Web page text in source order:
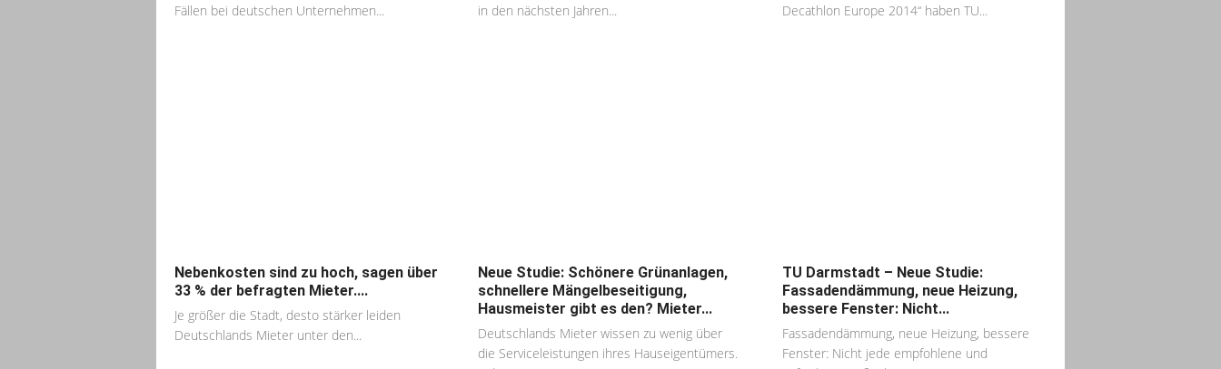
Fällen bei deutschen Unternehmen...
in den nächsten Jahren...
Decathlon Europe 2014“ haben TU...
Nebenkosten sind zu hoch, sagen über
33 % der befragten Mieter....
Je größer die Stadt, desto stärker leiden
Deutschlands Mieter unter den...
Neue Studie: Schönere Grünanlagen,
schnellere Mängelbeseitigung,
Hausmeister gibt es den? Mieter...
Deutschlands Mieter wissen zu wenig über
die Serviceleistungen ihres Hauseigentümers.
TU Darmstadt – Neue Studie:
Fassadendämmung, neue Heizung,
bessere Fenster: Nicht...
Fassadendämmung, neue Heizung, bessere
Fenster: Nicht jede empfohlene und